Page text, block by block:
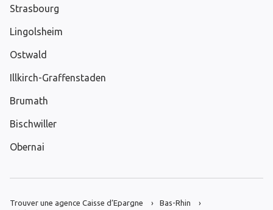
Strasbourg
Lingolsheim
Ostwald
Illkirch-Graffenstaden
Brumath
Bischwiller
Obernai
Trouver une agence Caisse d’Epargne
Bas-Rhin